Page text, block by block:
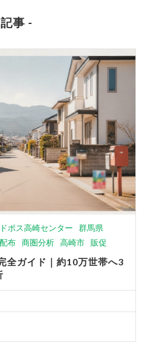
事 -
ポス高崎センター
群馬県
布 商圏分析 高崎市 販促
全ガイド｜約10万世帯へ3